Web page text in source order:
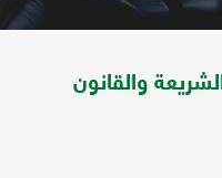
والقانون